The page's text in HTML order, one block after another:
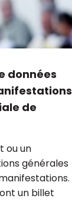
données
de
ou un
générales
un billet